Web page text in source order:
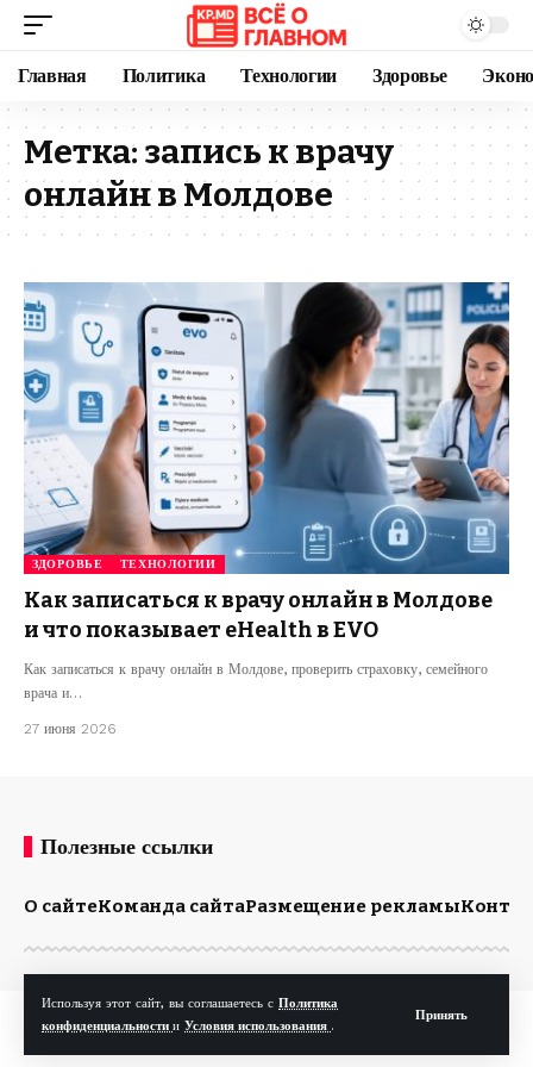
Используя этот сайт, вы соглашаетесь с Политика
конфиденциальности и Условия использования .
Принять
Главная Политика Технологии Здоровье
Метка: запись к врачу
онлайн в Молдове
ЗДОРОВЬЕ ТЕХНОЛОГИИ
Как записаться к врачу онлайн в Молдове
и что показывает eHealth в EVO
Как записаться к врачу онлайн в Молдове, проверить страховку, семейного
врача и…
27 июня 2026
Полезные ссылки
О сайтеКоманда сайтаРазмещение рекламы
© Kp.md. Все права защищены.